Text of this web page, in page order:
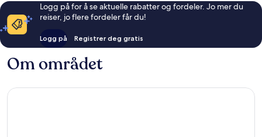
Logg på for å se aktuelle rabatter og fordeler. Jo mer du
reiser, jo flere fordeler får du!
Logg på Registrer deg gratis
Om området